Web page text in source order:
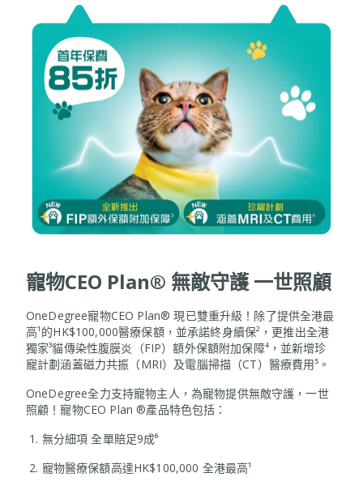
寵物CEO Plan® 無敵守護 一世照顧
OneDegree寵物CEO Plan® 現已雙重升級！除了提供全港最
高¹的HK$100,000醫療保額，並承諾終身續保²，更推出全港
獨家³貓傳染性腹膜炎（FIP）額外保額附加保障⁴，並新增珍
寵計劃涵蓋磁力共振（MRI）及電腦掃描（CT）醫療費用⁵。
OneDegree全力支持寵物主人，為寵物提供無敵守護，一世
照顧！寵物CEO Plan ®產品特色包括：
1. 無分細項 全單賠足9成⁶
2. 寵物醫療保額高達HK$100,000 全港最高¹